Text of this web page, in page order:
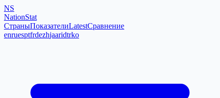
NS
NationStat
СтраныПоказателиLatestСравнение
enruesptfrdezhjaaridtrko